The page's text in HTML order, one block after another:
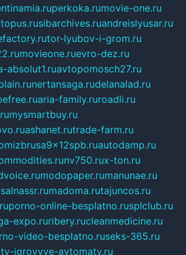
perkoka.rumovie-one.ru
sibarchives.ruandreislyusar.ru
tor-lyubov-i-grom.ru
movieone.ruevro-dez.ru
absolut1.ruavtopomosch27.ru
nertansaga.rudelanalad.ru
aria-family.ruroadli.ru
mysmartbuy.ru
ashanet.rutrade-farm.ru
autodamp.ru
nv750.rux-ton.ru
modopaper.rumanunae.ru
madoma.rutajuncos.ru
porno-online-besplatno.rusplclub.ru
expo.ruribery.rucleanmedicine.ru
video-besplatno.ruseks-365.ru
igrovyye-avtomaty.ru